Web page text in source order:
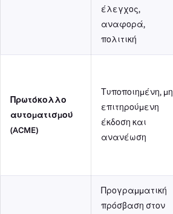
έλεγχος,
αναφορά,
πολιτική
Πρωτόκολλο
αυτοματισμού
(ACME)
Τυποποιημένη, μη
επιτηρούμενη
έκδοση και
ανανέωση
Προγραμματική
πρόσβαση στον